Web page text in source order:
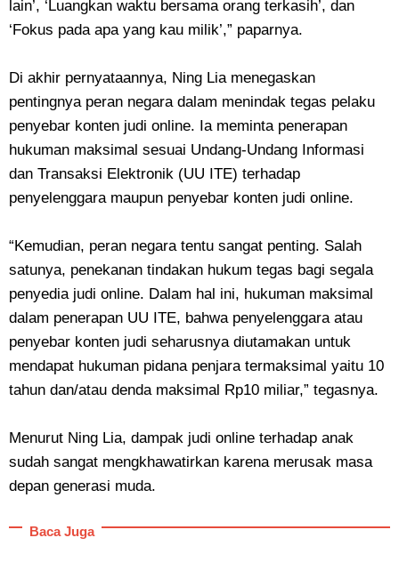
lain’, ‘Luangkan waktu bersama orang terkasih’, dan
‘Fokus pada apa yang kau milik’,” paparnya.
Di akhir pernyataannya, Ning Lia menegaskan
pentingnya peran negara dalam menindak tegas pelaku
penyebar konten judi online. Ia meminta penerapan
hukuman maksimal sesuai Undang-Undang Informasi
dan Transaksi Elektronik (UU ITE) terhadap
penyelenggara maupun penyebar konten judi online.
“Kemudian, peran negara tentu sangat penting. Salah
satunya, penekanan tindakan hukum tegas bagi segala
penyedia judi online. Dalam hal ini, hukuman maksimal
dalam penerapan UU ITE, bahwa penyelenggara atau
penyebar konten judi seharusnya diutamakan untuk
mendapat hukuman pidana penjara termaksimal yaitu 10
tahun dan/atau denda maksimal Rp10 miliar,” tegasnya.
Menurut Ning Lia, dampak judi online terhadap anak
sudah sangat mengkhawatirkan karena merusak masa
depan generasi muda.
Baca Juga